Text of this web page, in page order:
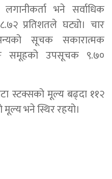
भने सर्वाधिक
प्रतिशतले घट्यो। चार
सूचक सकारात्मक
समूहको उपसूचक ९.७०
स्टक्सको मूल्य बढ्दा ११२
भने स्थिर रहयो।